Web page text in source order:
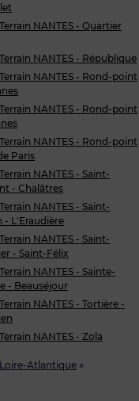
Loire-Atlantique »
NANTES - Quartier
NANTES - République
NANTES - Rond-point
NANTES - Rond-point
NANTES - Rond-point
Paris
NANTES - Saint-
- Chalâtres
NANTES - Saint-
- L'Eraudière
NANTES - Saint-
- Saint-Félix
NANTES - Sainte-
- Beauséjour
NANTES - Tortière -
NANTES - Zola